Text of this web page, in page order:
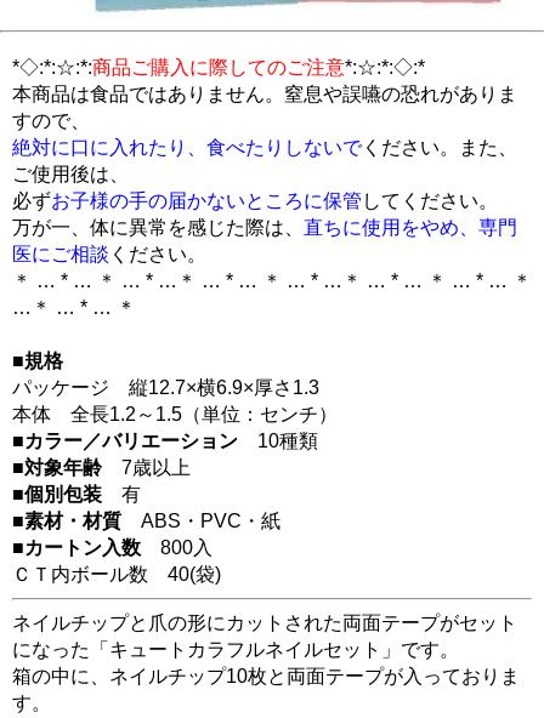
*◇:*:☆:*:商品ご購入に際してのご注意*:☆:*:◇:*
本商品は食品ではありません。窒息や誤嚥の恐れがありま
すので、
絶対に口に入れたり、食べたりしないでください。また、
ご使用後は、
必ずお子様の手の届かないところに保管 してください。
万が一、体に異常を感じた際は、 直ちに使用をやめ、専門
医にご相談 ください。
＊ … * … ＊ … * …＊ … * … ＊ … * …＊ … * … ＊ … * … ＊
…＊ … * … ＊
■規格
パッケージ 縦12.7×横6.9×厚さ1.3
本体 全長1.2～1.5（単位：センチ）
■カラー／バリエーション 10種類
■対象年齢 7歳以上
■個別包装 有
■素材・材質 ABS・PVC・紙
■カートン入数 800入
ＣＴ内ボール数 40(袋)
ネイルチップと爪の形にカットされた両面テープがセット
になった「キュートカラフルネイルセット」です。
箱の中に、ネイルチップ10枚と両面テープが入っておりま
す。